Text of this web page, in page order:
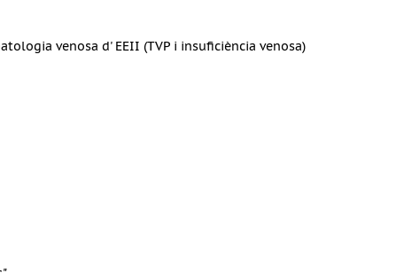
venosa d' EEII (TVP i insuficiència venosa)